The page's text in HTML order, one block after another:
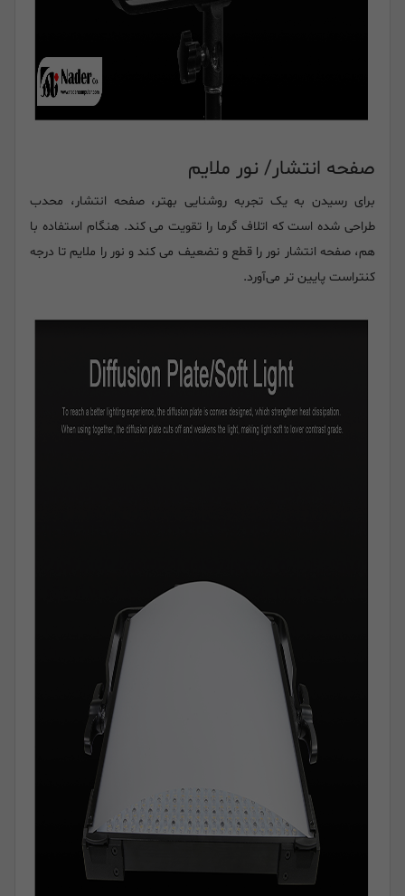
صفحه انتشار/ نور ملایم
برای رسیدن به یک تجربه روشنایی بهتر، صفحه انتشار، محدب
طراحی شده است که اتلاف گرما را تقویت می کند. هنگام استفاده با
هم، صفحه انتشار نور را قطع و تضعیف می کند و نور را ملایم تا درجه
کنتراست پایین تر می‌آورد.